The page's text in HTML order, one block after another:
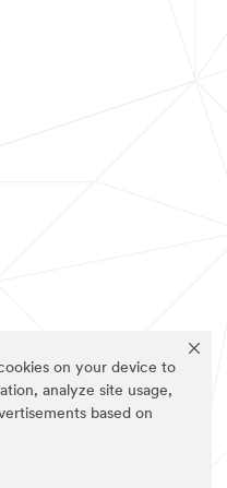
on your device to
analyze site usage,
based on